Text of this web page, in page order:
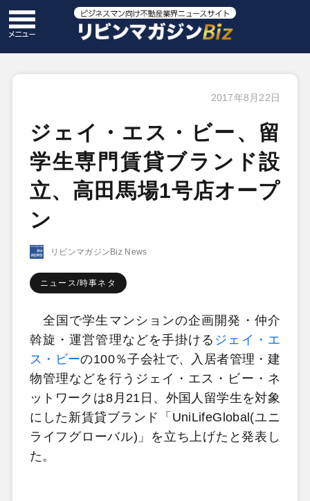
2017年8月22日
ジェイ・エス・ビー、留
学生専門賃貸ブランド設
立、高田馬場1号店オープ
ン
リビンマガジンBiz News
ニュース/時事ネタ
全国で学生マンションの企画開発・仲介
斡旋・運営管理などを手掛ける ジェイ・エ
ス・ビーの100％子会社で、入居者管理・建
物管理などを行うジェイ・エス・ビー・ネ
ットワークは8月21日、外国人留学生を対象
にした新賃貸ブランド「UniLifeGlobal(ユニ
ライフグローバル)」を立ち上げたと発表し
た。